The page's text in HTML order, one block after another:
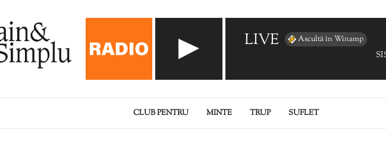
LIVE Ascultă în Winamp
CLUB PENTRU MINTE TRUP SUFLET